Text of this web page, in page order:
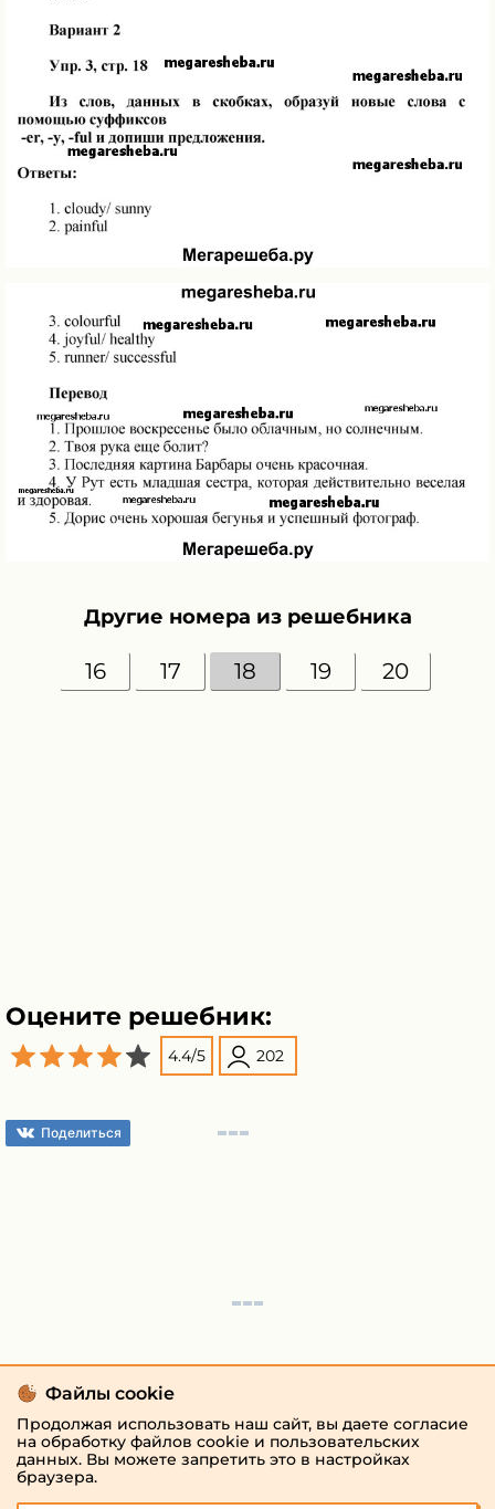
Другие номера из решебника
16 17 18 19 20
Оцените решебник:
4.4/5 202
Поделиться
Файлы cookie
Продолжая использовать наш сайт, вы даете согласие
на обработку файлов cookie и пользовательских
данных. Вы можете запретить это в настройках
браузера.